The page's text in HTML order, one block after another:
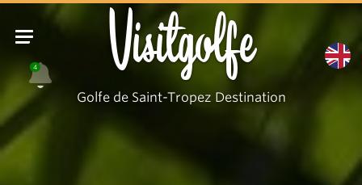
4 Visitgolfe
Golfe de Saint-Tropez Destination
Hôtel